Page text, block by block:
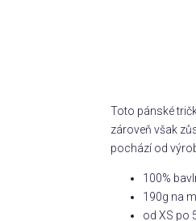
Toto pánské
zároveň však
pochází od
100%
190g na
od XS po